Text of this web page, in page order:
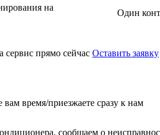
на
Один
прямо сейчас Оставить заявку
время/приезжаете сразу к нам
сообщаем о